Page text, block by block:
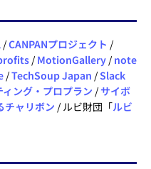
/CANPANプロジェクト /
/ MotionGallery / note
/TechSoup Japan /Slack
ング・プロプラン /サイボ
チャリボン / ルビ財団「ルビ